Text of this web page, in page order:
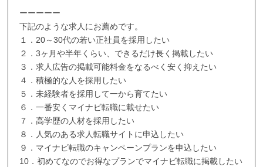
ーーーーー
下記のような求人にお薦めです。
１．20～30代の若い正社員を採用したい
２．3ヶ月や半年くらい、できるだけ長く掲載したい
３．求人広告の掲載可能料金をなるべく安く抑えたい
４．積極的な人を採用したい
５．未経験者を採用して一から育てたい
６．一番安くマイナビ転職に載せたい
７．高学歴の人材を採用したい
８．人気のある求人転職サイトに申込したい
９．マイナビ転職のキャンペーンプランを申込したい
10．初めてなのでお得なプランでマイナビ転職に掲載したい